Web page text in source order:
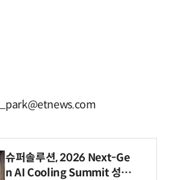
슈퍼솔루션, 2026 Next-Ge
n AI Cooling Summit 성황